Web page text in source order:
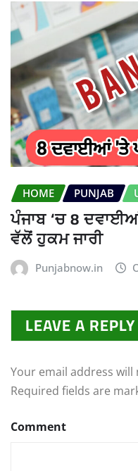
HOME PUNJAB
ਪੰਜਾਬ ‘ਚ 8
ਵੱਲੋਂ ਹੁਕਮ ਜਾਰੀ
Punjabnow.in
LEAVE A REPLY
Your email address
Required fields are
Comment